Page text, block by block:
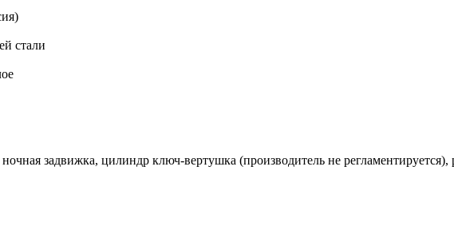
стали
задвижка, цилиндр ключ-вертушка (производитель не